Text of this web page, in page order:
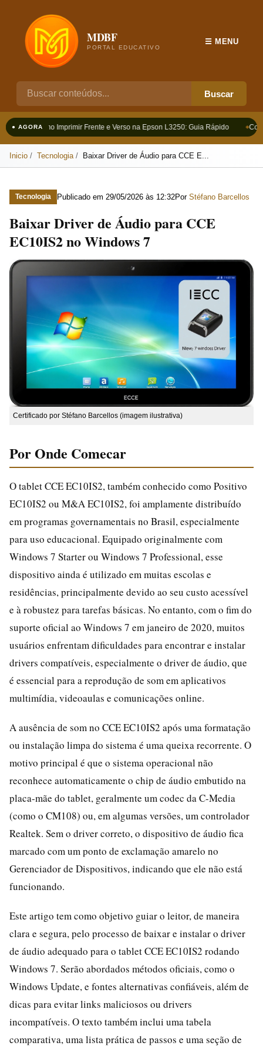
MDBF
PORTAL EDUCATIVO
Buscar
☰ MENU
● AGORAComo Imprimir Frente e Verso na Epson L3250: Guia Rápido
Inicio Tecnologia Baixar Driver de Áudio para CCE E...
Tecnologia Publicado em 29/05/2026 às 12:32Por Stéfano Barcellos
Baixar Driver de Áudio para CCE
EC10IS2 no Windows 7
Certificado por Stéfano Barcellos (imagem ilustrativa)
Por Onde Comecar
O tablet CCE EC10IS2, também conhecido como Positivo
EC10IS2 ou M&A EC10IS2, foi amplamente distribuído
em programas governamentais no Brasil, especialmente
para uso educacional. Equipado originalmente com
Windows 7 Starter ou Windows 7 Professional, esse
dispositivo ainda é utilizado em muitas escolas e
residências, principalmente devido ao seu custo acessível
e à robustez para tarefas básicas. No entanto, com o fim do
suporte oficial ao Windows 7 em janeiro de 2020, muitos
usuários enfrentam dificuldades para encontrar e instalar
drivers compatíveis, especialmente o driver de áudio, que
é essencial para a reprodução de som em aplicativos
multimídia, videoaulas e comunicações online.
A ausência de som no CCE EC10IS2 após uma formatação
ou instalação limpa do sistema é uma queixa recorrente. O
motivo principal é que o sistema operacional não
reconhece automaticamente o chip de áudio embutido na
placa-mãe do tablet, geralmente um codec da C-Media
(como o CM108) ou, em algumas versões, um controlador
Realtek. Sem o driver correto, o dispositivo de áudio fica
marcado com um ponto de exclamação amarelo no
Gerenciador de Dispositivos, indicando que ele não está
funcionando.
Este artigo tem como objetivo guiar o leitor, de maneira
clara e segura, pelo processo de baixar e instalar o driver
de áudio adequado para o tablet CCE EC10IS2 rodando
Windows 7. Serão abordados métodos oficiais, como o
Windows Update, e fontes alternativas confiáveis, além de
dicas para evitar links maliciosos ou drivers
incompatíveis. O texto também inclui uma tabela
comparativa, uma lista prática de passos e uma seção de